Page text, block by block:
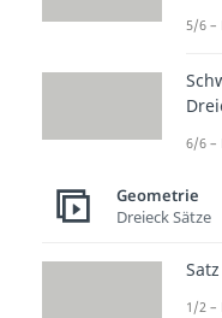
5/6 –
6/6 –
Geometrie
Dreieck Sätze
1/2 –